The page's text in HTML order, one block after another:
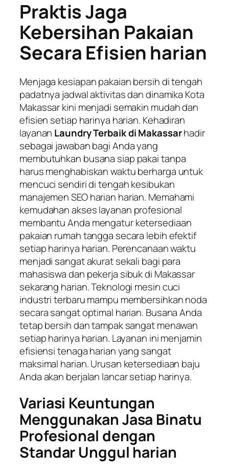
Praktis Jaga
Kebersihan Pakaian
Secara Efisien harian
Menjaga kesiapan pakaian bersih di tengah
padatnya jadwal aktivitas dan dinamika Kota
Makassar kini menjadi semakin mudah dan
efisien setiap harinya harian. Kehadiran
layanan Laundry Terbaik di Makassarhadir
sebagai jawaban bagi Anda yang
membutuhkan busana siap pakai tanpa
harus menghabiskan waktu berharga untuk
mencuci sendiri di tengah kesibukan
manajemen SEO harian harian. Memahami
kemudahan akses layanan profesional
membantu Anda mengatur ketersediaan
pakaian rumah tangga secara lebih efektif
setiap harinya harian. Perencanaan waktu
menjadi sangat akurat sekali bagi para
mahasiswa dan pekerja sibuk di Makassar
sekarang harian. Teknologi mesin cuci
industri terbaru mampu membersihkan noda
secara sangat optimal harian. Busana Anda
tetap bersih dan tampak sangat menawan
setiap harinya harian. Layanan ini menjamin
efisiensi tenaga harian yang sangat
maksimal harian. Urusan ketersediaan baju
Anda akan berjalan lancar setiap harinya.
Variasi Keuntungan
Menggunakan Jasa Binatu
Profesional dengan
Standar Unggul harian